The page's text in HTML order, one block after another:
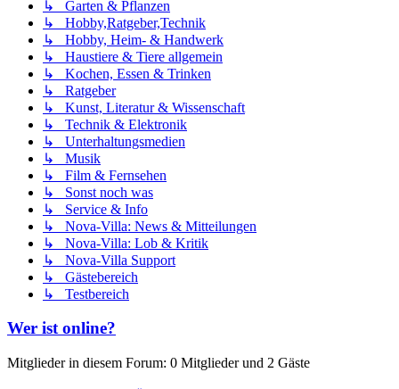
↳ Garten & Pflanzen
↳ Hobby,Ratgeber,Technik
↳ Hobby, Heim- & Handwerk
↳ Haustiere & Tiere allgemein
↳ Kochen, Essen & Trinken
↳ Ratgeber
↳ Kunst, Literatur & Wissenschaft
↳ Technik & Elektronik
↳ Unterhaltungsmedien
↳ Musik
↳ Film & Fernsehen
↳ Sonst noch was
↳ Service & Info
↳ Nova-Villa: News & Mitteilungen
↳ Nova-Villa: Lob & Kritik
↳ Nova-Villa Support
↳ Gästebereich
↳ Testbereich
Wer ist online?
Mitglieder in diesem Forum: 0 Mitglieder und 2 Gäste